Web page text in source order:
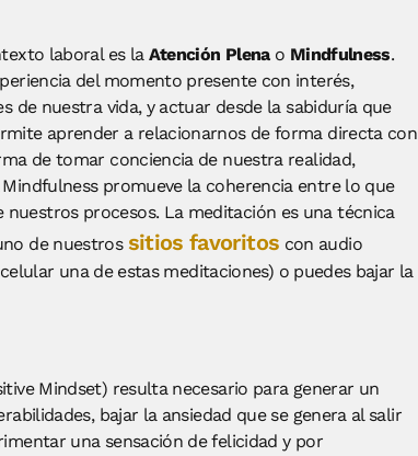
laboral es la Atención Plenao Mindfulness.
del momento presente con interés,
de nuestra vida, y actuar desde la sabiduría que
aprender a relacionarnos de forma directa con
de tomar conciencia de nuestra realidad,
promueve la coherencia entre lo que
procesos. La meditación es una técnica
de nuestros sitios favoritos con audio
una de estas meditaciones) o puedes bajar la
Mindset) resulta necesario para generar un
bajar la ansiedad que se genera al salir
una sensación de felicidad y por